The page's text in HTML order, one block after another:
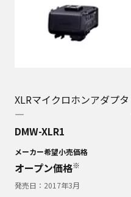
XLRマイクロホンアダプタ
―
DMW-XLR1
メーカー希望小売価格
オープン価格※
発売日： 2017年3月